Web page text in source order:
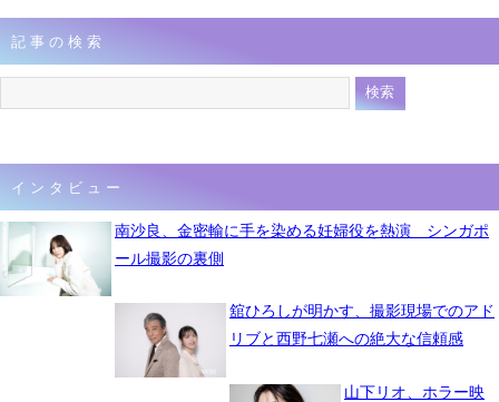
記事の検索
インタビュー
南沙良、金密輸に手を染める妊婦役を熱演 シンガポ
ール撮影の裏側
舘ひろしが明かす、撮影現場でのアド
リブと西野七瀬への絶大な信頼感
山下リオ、ホラー映